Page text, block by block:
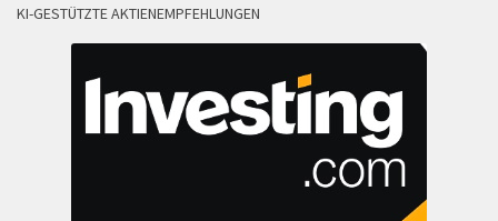
KI-GESTÜTZTE AKTIENEMPFEHLUNGEN